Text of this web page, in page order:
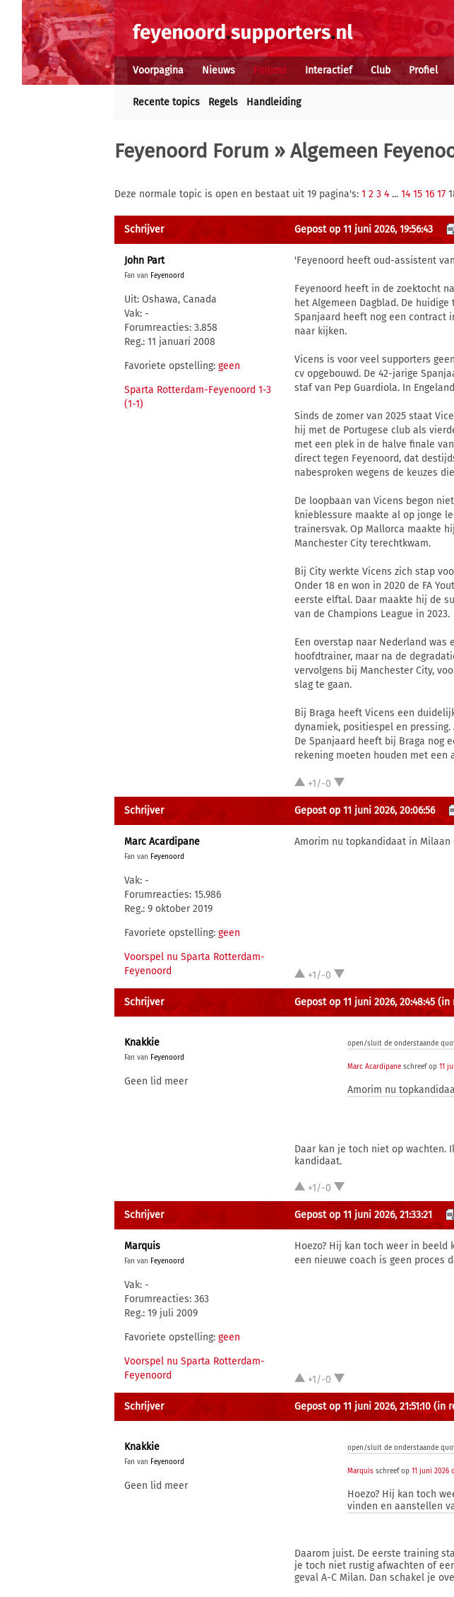
Voorpagina Nieuws Forums Interactief Club Profiel
Recente topics Regels Handleiding
Feyenoord Forum » Algemeen
Deze normale topic is open en bestaat uit 19 pagina's: 1 2 3 4 ... 14 15 16 17
Schrijver Gepost op 11 juni 2026, 19:56:43
John Part
Fan van Feyenoord
Uit: Oshawa, Canada
Vak: -
Forumreacties: 3.858
Reg.: 11 januari 2008
Favoriete opstelling: geen
Sparta Rotterdam-Feyenoord 1-3
(1-1)
'Feyenoord heeft oud-assistent
Feyenoord heeft in de zoektocht
het Algemeen Dagblad. De
Spanjaard heeft nog een contract
naar kijken.
Vicens is voor veel supporters
cv opgebouwd. De 42-jarige
staf van Pep Guardiola. In
Sinds de zomer van 2025 staat
hij met de Portugese club als
met een plek in de halve finale
direct tegen Feyenoord, dat
nabesproken wegens de keuzes
De loopbaan van Vicens begon
knieblessure maakte al op jonge
trainersvak. Op Mallorca maakte
Manchester City terechtkwam.
Bij City werkte Vicens zich stap
Onder 18 en won in 2020 de FA
eerste elftal. Daar maakte hij de
van de Champions League in 2023.
Een overstap naar Nederland
hoofdtrainer, maar na de
vervolgens bij Manchester City,
slag te gaan.
Bij Braga heeft Vicens een
dynamiek, positiespel en
De Spanjaard heeft bij Braga nog
rekening moeten houden met een
+1/-0
Schrijver Gepost op 11 juni 2026, 20:06:56
Marc Acardipane
Fan van Feyenoord
Vak: -
Forumreacties: 15.986
Reg.: 9 oktober 2019
Favoriete opstelling: geen
Voorspel nu Sparta Rotterdam-
Feyenoord
Amorim nu topkandidaat in
+1/-0
Schrijver Gepost op 11 juni 2026, 20:48:45 (in
Knakkie
Fan van Feyenoord
Geen lid meer
open/sluit de onderstaande
Marc Acardipane schreef op11
Amorim nu
Daar kan je toch niet op wachten.
kandidaat.
+1/-0
Schrijver Gepost op 11 juni 2026, 21:33:21
Marquis
Fan van Feyenoord
Vak: -
Forumreacties: 363
Reg.: 19 juli 2009
Favoriete opstelling: geen
Voorspel nu Sparta Rotterdam-
Feyenoord
Hoezo? Hij kan toch weer in
een nieuwe coach is geen proces
+1/-0
Schrijver Gepost op 11 juni 2026, 21:51:10 (in
Knakkie
Fan van Feyenoord
Geen lid meer
open/sluit de onderstaande
Marquis schreef op11 juni 2026
Hoezo? Hij kan toch
vinden en aanstellen
Daarom juist. De eerste training
je toch niet rustig afwachten of
geval A-C Milan. Dan schakel je